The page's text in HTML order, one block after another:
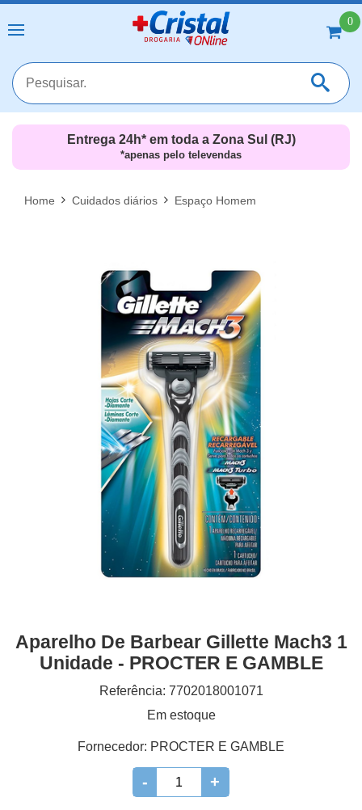
0
MAIS RESULTADOS
Entrega 24h* em toda a Zona Sul (RJ)
*apenas pelo televendas
Home Cuidados diários Espaço Homem
Aparelho De Barbear Gillette Mach3 1
Unidade - PROCTER E GAMBLE
Referência: 7702018001071
Em estoque
Fornecedor: PROCTER E GAMBLE
- +